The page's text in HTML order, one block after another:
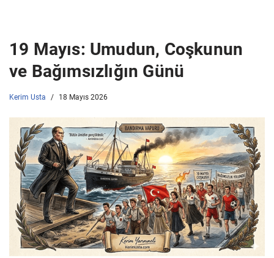
19 Mayıs: Umudun, Coşkunun
ve Bağımsızlığın Günü
Kerim Usta 18 Mayıs 2026